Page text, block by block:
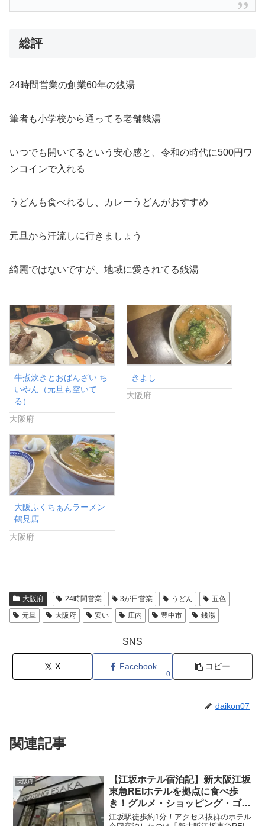
総評
24時間営業の創業60年の銭湯
筆者も小学校から通ってる老舗銭湯
いつでも開いてるという安心感と、令和の時代に500円ワ
ンコインで入れる
うどんも食べれるし、カレーうどんがおすすめ
元旦から汗流しに行きましょう
綺麗ではないですが、地域に愛されてる銭湯
牛煮炊きとおばんざい ち
いやん（元旦も空いて
る）
大阪府
きよし
大阪府
大阪ふくちぁんラーメン
鶴見店
大阪府
大阪府 24時間営業 3が日営業 うどん
五色
元旦
大阪府 安い 庄内 豊中市 銭湯
SNS
X Facebook
0
コピー
daikon07
関連記事
大阪府
【江坂ホテル宿泊記】新大阪江坂
東急REIホテルを拠点に食べ歩
き！グルメ・ショッピング・ゴル
フを満喫するおすすめコース
江坂駅徒歩約1分！アクセス抜群のホテル